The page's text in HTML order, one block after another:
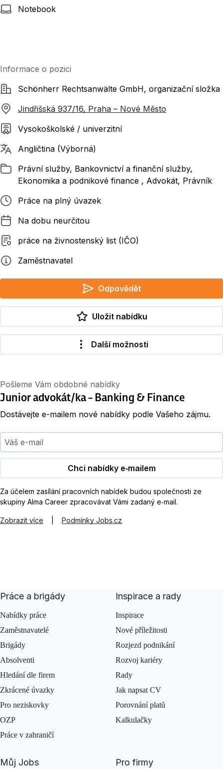
Notebook
Informace o pozici
SpolečnostSchönherr Rechtsanwälte GmbH, organizační složka
Jindřišská 937/16, Praha – Nové Město
Požadované vzdělání
Vysokoškolské / univerzitní
Požadované jazyky
Angličtina (Výborná)
ZařazenoPrávní služby, Bankovnictví a finanční služby,
Ekonomika a podnikové finance , Advokát, Právník
Typ pracovního poměru
Práce na plný úvazek
Délka pracovního poměru
Na dobu neurčitou
Typ smluvního vztahu
práce na živnostenský list (IČO)
ZadavatelZaměstnavatel
Odpovědět
Uložit nabídku
Další možnosti
Pošleme Vám obdobné nabídky
Junior advokát/ka – Banking & Finance
Dostávejte e-mailem nové nabídky podle Vašeho zájmu.
Váš e-mail
Chci nabídky e‑mailem
Za účelem zasílání pracovních nabídek budou společnosti ze
skupiny Alma Career zpracovávat Vámi zadaný e‑mail.
Zobrazit více Podmínky Jobs.cz
Práce a brigády
Nabídky práce
Zaměstnavatelé
Brigády
Absolventi
Hledání dle firem
Zkrácené úvazky
Pro neziskovky
OZP
Práce v zahraničí
Inspirace a rady
Inspirace
Nové příležitosti
Rozjezd podnikání
Rozvoj kariéry
Rady
Jak napsat CV
Porovnání platů
Kalkulačky
Můj Jobs Pro firmy